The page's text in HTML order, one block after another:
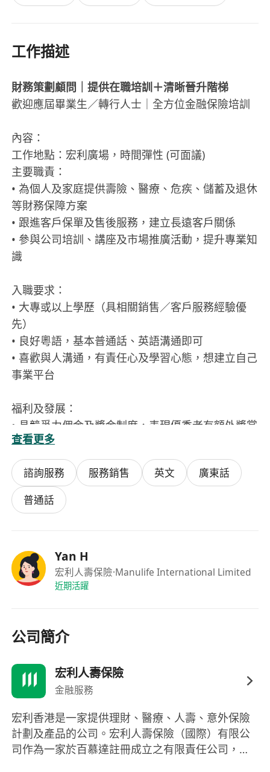
工作描述
財務策劃顧問｜提供在職培訓＋清晰晉升階梯
歡迎應屆畢業生／轉行人士｜全方位金融保險培訓
內容：
工作地點：宏利廣場，時間彈性 (可面議)
主要職責：
• 為個人及家庭提供壽險、醫療、危疾、儲蓄及退休
等財務保障方案
• 跟進客戶保單及售後服務，建立長遠客戶關係
• 參與公司培訓、講座及市場推廣活動，提升專業知
識
入職要求：
• 大專或以上學歷（具相關銷售／客戶服務經驗優
先）
• 良好粵語，基本普通話、英語溝通即可
• 喜歡與人溝通，有責任心及學習心態，想建立自己
事業平台
福利及發展：
• 具競爭力佣金及獎金制度，表現優秀者有額外獎賞
及海外會議機會
• 系統化在職培訓、專業牌照考試支援及事業發展路
線
• 表現理想可晉升至團隊主管，建立自己顧問團隊
查看更多
諮詢服務 服務銷售 英文
廣東話
普通話
Yan H
宏利人壽保險·Manulife International Limited
近期活躍
公司簡介
宏利人壽保險
金融服務
宏利香港是一家提供理財、醫療、人壽、意外保險
計劃及產品的公司。宏利人壽保險（國際）有限公
司作為一家於百慕達註冊成立之有限責任公司，致